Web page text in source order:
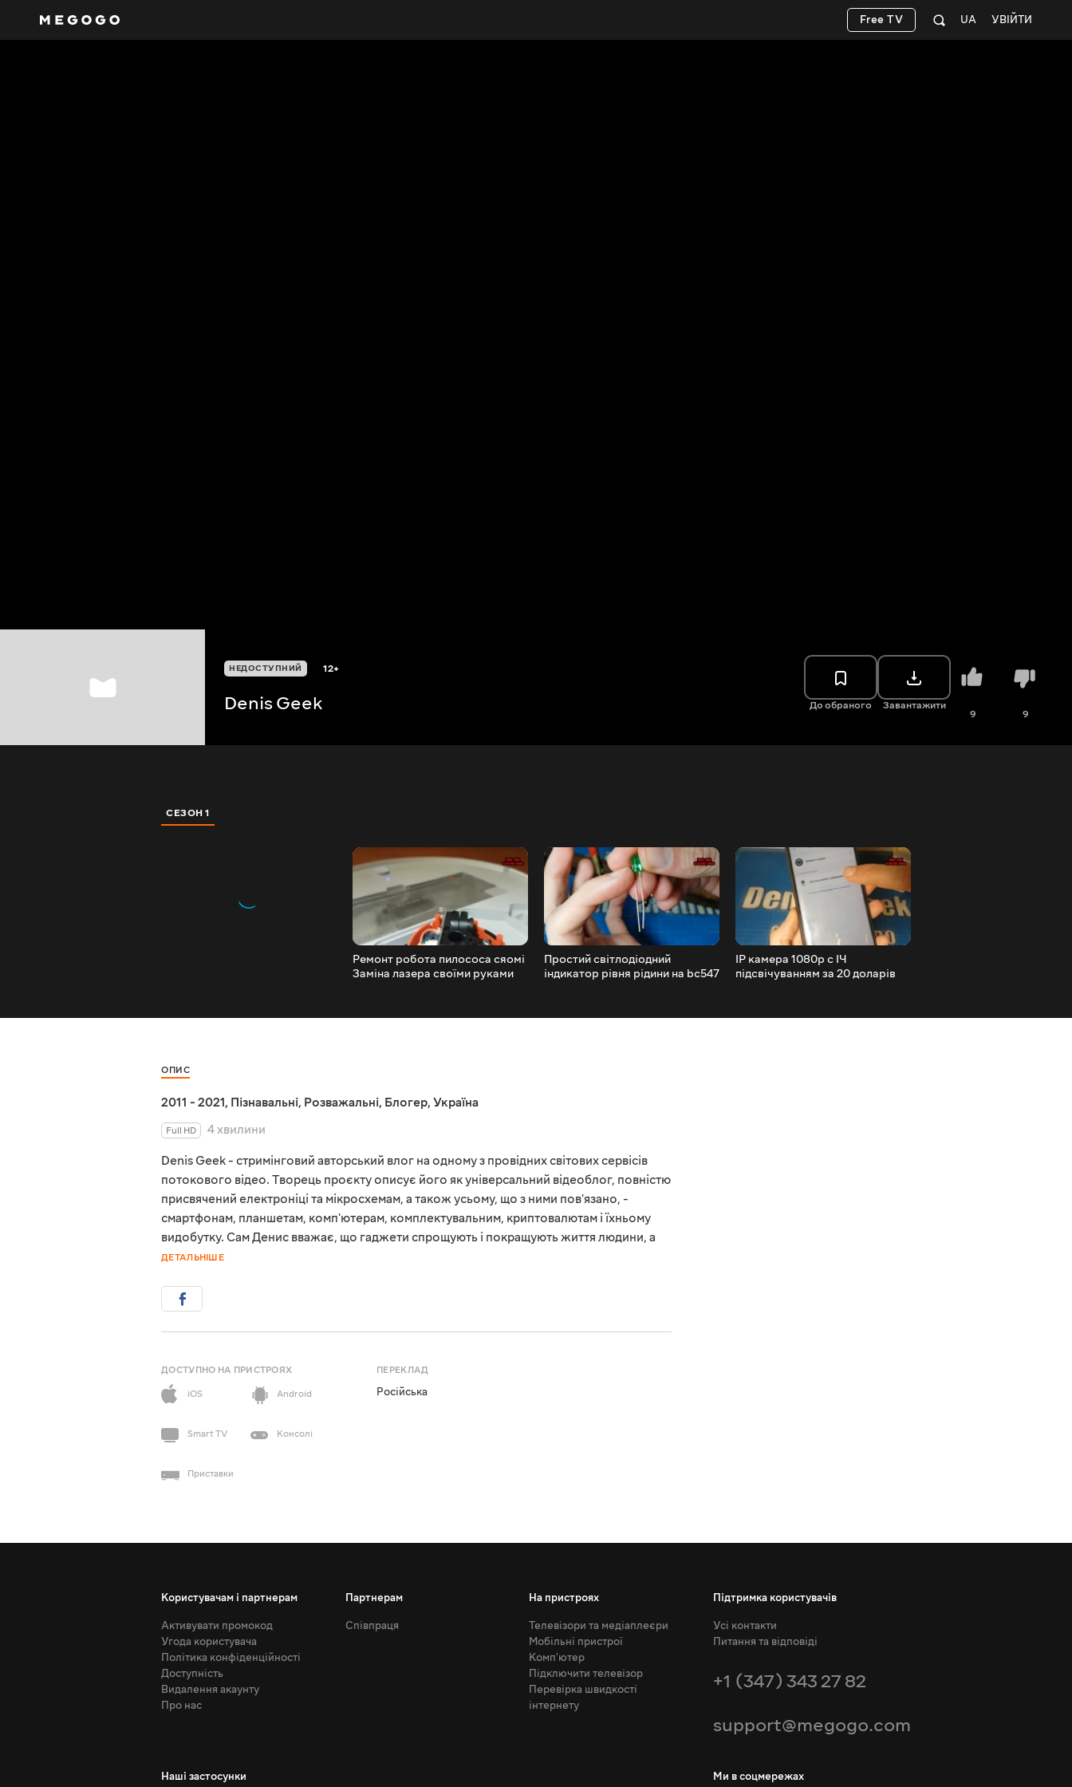
УВІЙТИ
UA
Free TV
НЕДОСТУПНИЙ 12+
Denis Geek До обраного Завантажити
9 9
СЕЗОН 1
Ремонт робота пилососа сяомі
Заміна лазера своїми руками
Простий світлодіодний
індикатор рівня рідини на bc547
IP камера 1080p c ІЧ
підсвічуванням за 20 доларів
ОПИС
2011 - 2021, Пізнавальні, Розважальні, Блогер, Україна
Full HD
4 хвилини
Denis Geek - стримінговий авторський влог на одному з провідних світових сервісів
потокового відео. Творець проєкту описує його як універсальний відеоблог, повністю
присвячений електроніці та мікросхемам, а також усьому, що з ними пов'язано, -
смартфонам, планшетам, комп'ютерам, комплектувальним, криптовалютам і їхньому
видобутку. Сам Денис вважає, що гаджети спрощують і покращують життя людини, а
ДЕТАЛЬНІШЕ
ДОСТУПНО НА ПРИСТРОЯХ
iOS
Android
Smart TV Консолі
Приставки
ПЕРЕКЛАД
Російська
Користувачам і партнерам
Активувати промокод
Угода користувача
Політика конфіденційності
Доступність
Видалення акаунту
Про нас
Партнерам
Співпраця
На пристроях
Телевізори та медіаплеєри
Мобільні пристрої
Комп'ютер
Підключити телевізор
Перевірка швидкості
інтернету
Підтримка користувачів
Усі контакти
Питання та відповіді
+1 (347) 343 27 82
support@megogo.com
Наші застосунки Ми в соцмережах